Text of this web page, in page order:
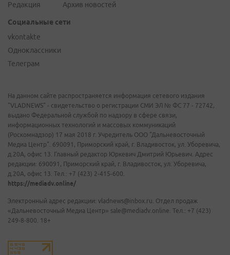
Редакция
Архив новостей
Социальные сети
vkontakte
Одноклассники
Телеграм
На данном сайте распространяется информация сетевого издания
"VLADNEWS" - свидетельство о регистрации СМИ ЭЛ № ФС 77 - 72742,
выдано Федеральной службой по надзору в сфере связи,
информационных технологий и массовых коммуникаций
(Роскомнадзор) 17 мая 2018 г. Учредитель ООО "Дальневосточный
Медиа Центр". 690091, Приморский край, г. Владивосток, ул. Уборевича,
д.20А, офис 13. Главный редактор Юркевич Дмитрий Юрьевич. Адрес
редакции: 690091, Приморский край, г. Владивосток, ул. Уборевича,
д.20А, офис 13. Тел.: +7 (423) 2-415-600.
https://mediadv.online/
Электронный адрес редакции: vladnews@inbox.ru. Отдел продаж
«Дальневосточный Медиа Центр» sale@mediadv.online. Тел.: +7 (423)
249-8-800. 18+